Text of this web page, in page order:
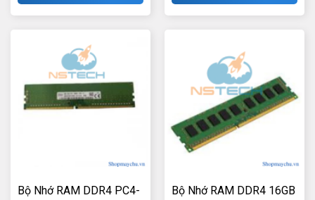
Bộ Nhớ RAM DDR4 PC4-
Bộ Nhớ RAM DDR4 16GB